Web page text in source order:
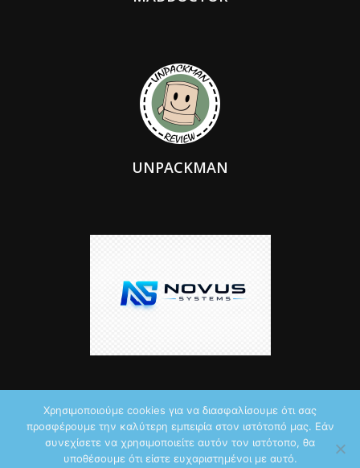
UNPACKMAN
© 2026 by iTechNews.gr
Χρησιμοποιούμε cookies για να διασφαλίσουμε ότι σας
προσφέρουμε την καλύτερη εμπειρία στον ιστότοπό μας. Εάν
συνεχίσετε να χρησιμοποιείτε αυτόν τον ιστότοπο, θα
υποθέσουμε ότι είστε ευχαριστημένοι με αυτό.